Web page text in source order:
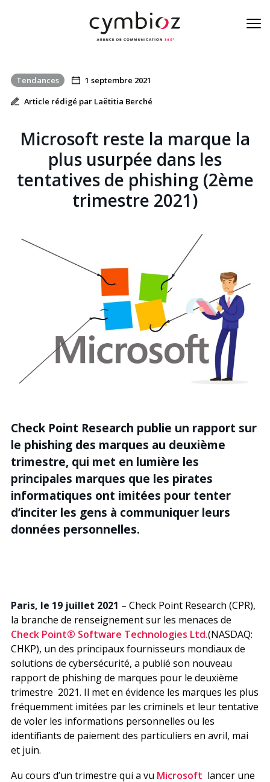
À la une de la cyber
Nos métiers
L’équipe
On est là
Contact
Recherche
Tendances
1 septembre 2021
Article rédigé par Laëtitia Berché
Microsoft reste la marque la
plus usurpée dans les
tentatives de phishing (2ème
trimestre 2021)
Check Point Research publie un rapport sur
le phishing des marques au deuxième
trimestre, qui met en lumière les
principales marques que les pirates
informatiques ont imitées pour tenter
d’inciter les gens à communiquer leurs
données personnelles.
Paris, le 19 juillet 2021 – Check Point Research (CPR),
la branche de renseignement sur les menaces de
Check Point® Software Technologies Ltd.(NASDAQ:
CHKP), un des principaux fournisseurs mondiaux de
solutions de cybersécurité, a publié son nouveau
rapport de phishing de marques pour le deuxième
trimestre 2021. Il met en évidence les marques les plus
fréquemment imitées par les criminels et leur tentative
de voler les informations personnelles ou les
identifiants de paiement des particuliers en avril, mai
et juin.
Au cours d’un trimestre qui a vu Microsoft lancer une